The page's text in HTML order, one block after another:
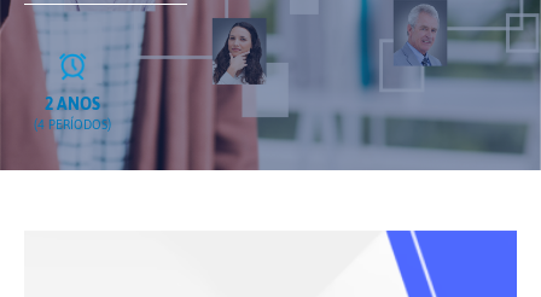
2 ANOS
(4 PERÍODOS)